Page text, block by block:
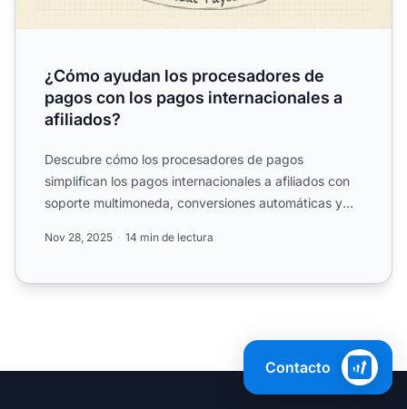
¿Cómo ayudan los procesadores de
pagos con los pagos internacionales a
afiliados?
Descubre cómo los procesadores de pagos
simplifican los pagos internacionales a afiliados con
soporte multimoneda, conversiones automáticas y
Nov 28, 2025 14 min de lectura
Contacto